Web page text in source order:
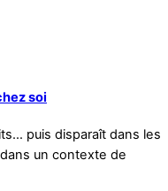
soi
puis disparaît dans les
un contexte de